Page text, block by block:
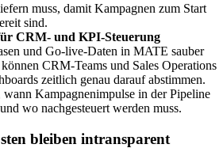
muss, damit Kampagnen zum Start
sind.
CRM- und KPI-Steuerung
und Go-live-Daten in MATE sauber
CRM-Teams und Sales Operations
zeitlich genau darauf abstimmen.
wann Kampagnen­impulse in der Pipeline
wo nachgesteuert werden muss.
bleiben intransparent